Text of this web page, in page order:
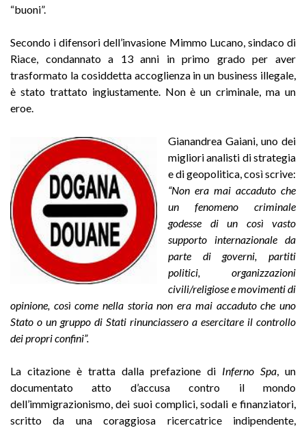
“buoni”.
Secondo i difensori dell’invasione Mimmo Lucano, sindaco di
Riace, condannato a 13 anni in primo grado per aver
trasformato la cosiddetta accoglienza in un business illegale,
è stato trattato ingiustamente. Non è un criminale, ma un
eroe.
Gianandrea Gaiani, uno dei
migliori analisti di strategia
e di geopolitica, così scrive:
“Non era mai accaduto che
un fenomeno criminale
godesse di un così vasto
supporto internazionale da
parte di governi, partiti
politici, organizzazioni
civili/religiose e movimenti di
opinione, così come nella storia non era mai accaduto che uno
Stato o un gruppo di Stati rinunciassero a esercitare il controllo
dei propri confini”.
La citazione è tratta dalla prefazione di Inferno Spa , un
documentato atto d’accusa contro il mondo
dell’immigrazionismo, dei suoi complici, sodali e finanziatori,
scritto da una coraggiosa ricercatrice indipendente,